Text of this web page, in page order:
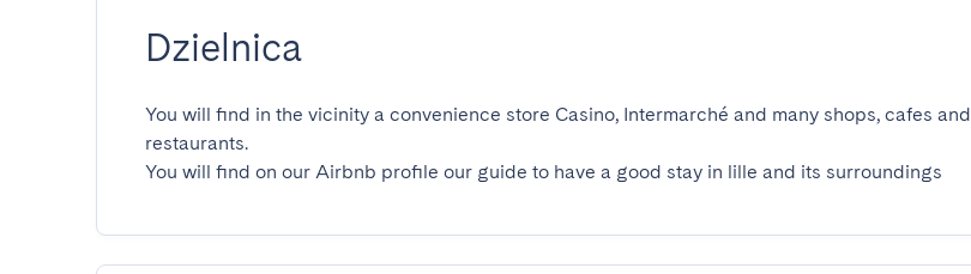
Dzielnica
You will find in the vicinity a convenience store Casino, Intermarché and many shops, cafes and
restaurants.
You will find on our Airbnb profile our guide to have a good stay in lille and its surroundings